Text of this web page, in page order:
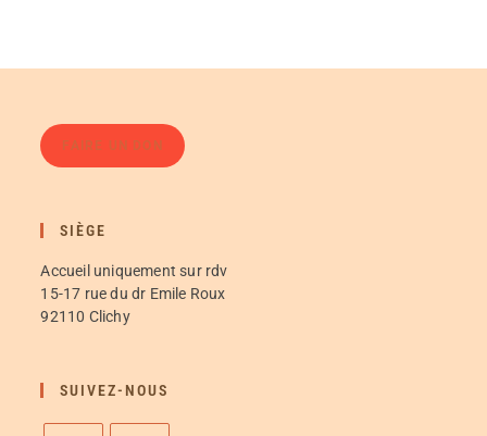
FAIRE UN DON
SIÈGE
Accueil uniquement sur rdv
15-17 rue du dr Emile Roux
92110 Clichy
SUIVEZ-NOUS